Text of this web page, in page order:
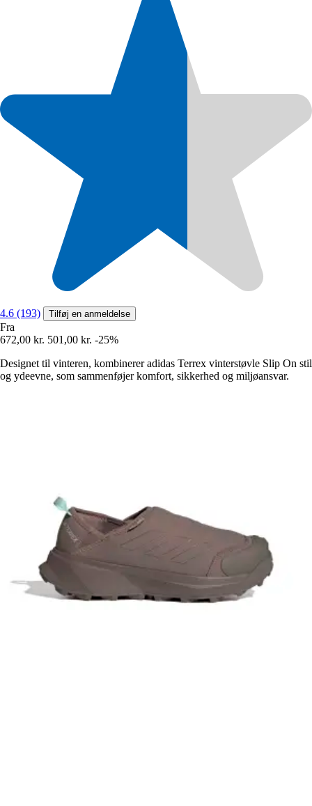
4.6 (193) Tilføj en anmeldelse
Fra
672,00 kr. 501,00 kr. -25%
Designet til vinteren, kombinerer adidas Terrex vinterstøvle Slip On stil
og ydeevne, som sammenføjer komfort, sikkerhed og miljøansvar.